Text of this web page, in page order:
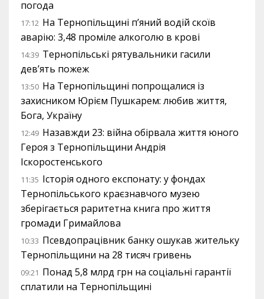
погода
17:12 На Тернопільщині п’яний водій скоїв
аварію: 3,48 проміле алкоголю в крові
14:39 Тернопільські рятувальники гасили
дев’ять пожеж
13:50 На Тернопільщині попрощалися із
захисником Юрієм Пушкарем: любив життя,
Бога, Україну
12:49 Назавжди 23: війна обірвала життя юного
Героя з Тернопільщини Андрія
Іскоростенського
11:35 Історія одного експонату: у фондах
Тернопільського краєзнавчого музею
зберігається раритетна книга про життя
громади Гримайлова
10:33 Псевдопрацівник банку ошукав жительку
Тернопільщини на 28 тисяч гривень
09:21 Понад 5,8 млрд грн на соціальні гарантії
сплатили на Тернопільщині